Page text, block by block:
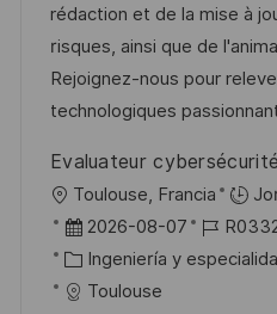
ó
n
e
p
u
b
i
c
a
c
p
l
e
o
o
r
í
a
rédaction et de la mise à
risques, ainsi que de
Rejoignez-nous pour
technologiques
Evaluateur
U
b
c
Toulouse, Francia
F
e
c
2026-08-07
I
D
C
a
Ingeniería y
Toulouse